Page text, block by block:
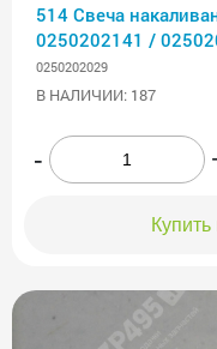
514 Свеча
0250202141 /
0250202029
В НАЛИЧИИ: 187
-